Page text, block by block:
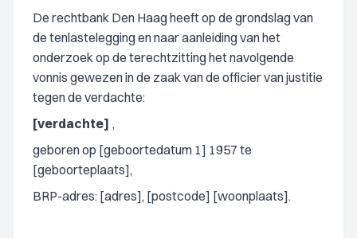
De rechtbank Den Haag heeft op de grondslag van
de tenlastelegging en naar aanleiding van het
onderzoek op de terechtzitting het navolgende
vonnis gewezen in de zaak van de officier van justitie
tegen de verdachte:
[verdachte] ,
geboren op [geboortedatum 1] 1957 te
[geboorteplaats],
BRP-adres: [adres], [postcode] [woonplaats].